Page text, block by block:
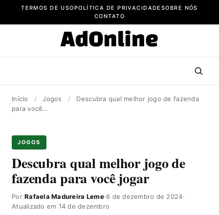
TERMOS DE USOPOLÍTICA DE PRIVACIDADE SOBRE NÓS
CONTATO
Início / Jogos /
Descubra qual melhor jogo de fazenda
para você…
JOGOS
Descubra qual melhor jogo de
fazenda para você jogar
PorRafaela Madureira Leme·6 de dezembro de 2024·
Atualizado em 14 de dezembro